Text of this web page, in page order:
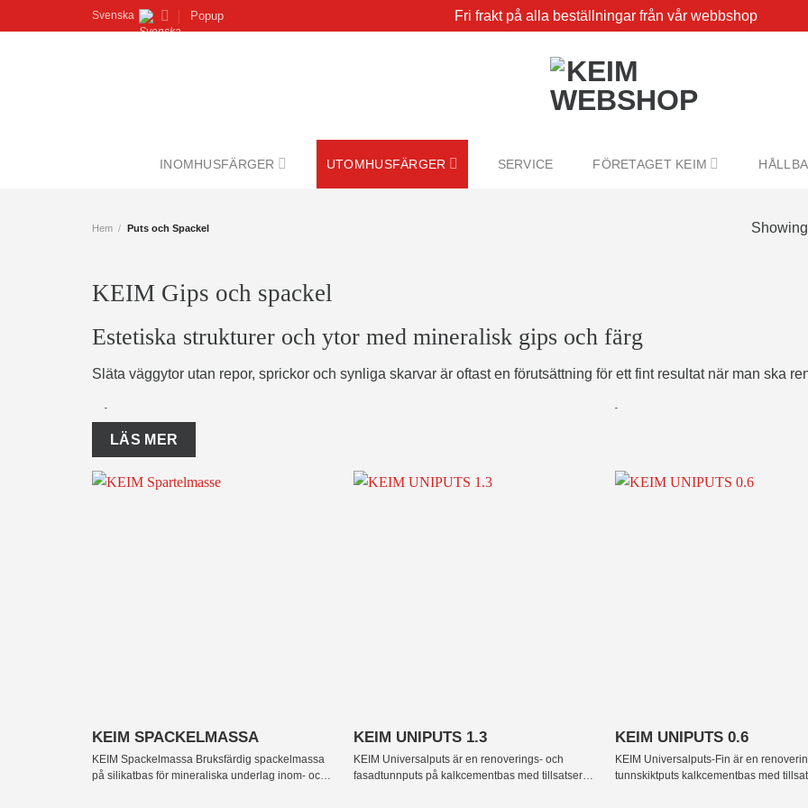
to
Svenska Popup Fri frakt på alla beställningar från vår webbshop
INOMHUSFÄRGER UTOMHUSFÄRGER SERVICE FÖRETAGET KEIM
Hem / Puts och Spackel
KEIM Gips och spackel
Estetiska strukturer och ytor med mineralisk gips och färg
Släta väggytor utan repor, sprickor och synliga skarvar är oftast en förutsättning för ett fint resultat när man ska
Vid större repor och sprickor kan väggarna behöva slipas inför spackling eller målning.
LÄS MER
KEIM SPACKELMASSA
KEIM Spackelmassa Bruksfärdig spackelmassa
på silikatbas för mineraliska underlag inom- och
KEIM UNIPUTS 1.3
KEIM Universalputsär en renoverings- och
fasadtunnputs på kalkcementbas med tillsatser
KEIM UNIPUTS 0.6
KEIM Universalputs-Fin är en
tunnskiktputs kalkcementbas med